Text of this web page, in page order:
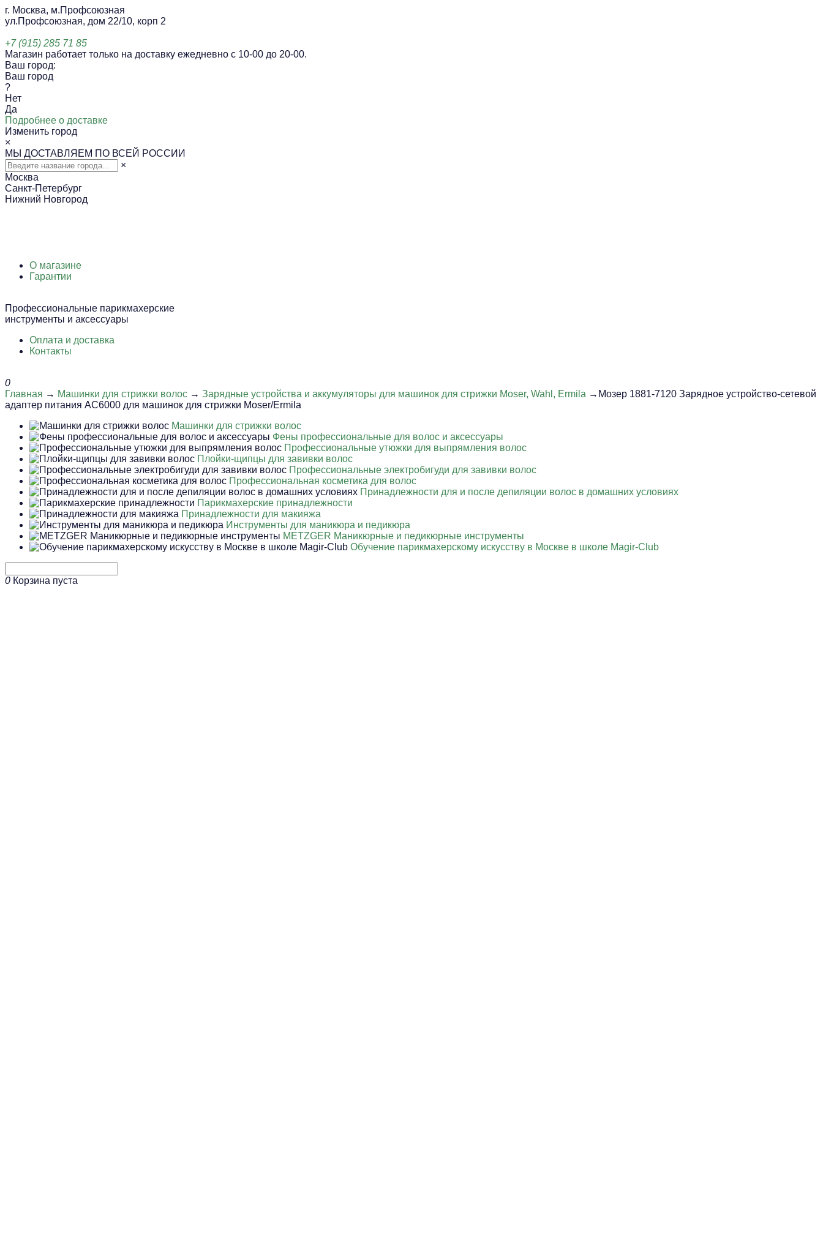
г. Москва, м.Профсоюзная
ул.Профсоюзная, дом 22/10, корп 2
+7 (915) 285 71 85
Магазин работает только на доставку ежедневно с 10-00 до 20-00.
Ваш город:
Ваш город
?
Нет
Да
Подробнее о доставке
Изменить город
×
МЫ ДОСТАВЛЯЕМ ПО ВСЕЙ РОССИИ
×
Москва
Санкт-Петербург
Нижний Новгород
О магазине
Гарантии
Профессиональные парикмахерские
инструменты и аксессуары
Оплата и доставка
Контакты
0
Главная → Машинки для стрижки волос → Зарядные устройства и аккумуляторы для машинок для стрижки Moser, Wahl, Ermila →Мозер 1881-7120 Зарядное устройство-сетевой
адаптер питания AC6000 для машинок для стрижки Moser/Ermila
Машинки для стрижки волос
Фены профессиональные для волос и аксессуары
Профессиональные утюжки для выпрямления волос
Плойки-щипцы для завивки волос
Профессиональные электробигуди для завивки волос
Профессиональная косметика для волос
Принадлежности для и после депиляции волос в домашних условиях
Парикмахерские принадлежности
Принадлежности для макияжа
Инструменты для маникюра и педикюра
METZGER Маникюрные и педикюрные инструменты
Обучение парикмахерскому искусству в Москве в школе Magir-Club
0 Корзина пуста